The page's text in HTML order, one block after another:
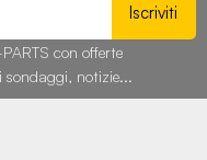
Iscriviti
con offerte
sondaggi, notizie...